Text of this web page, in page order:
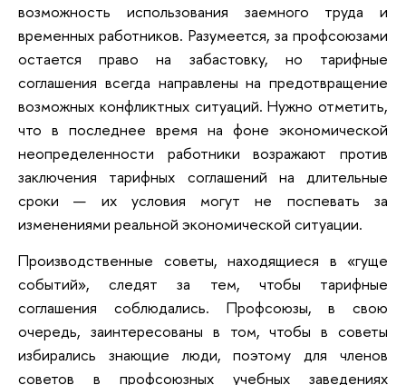
возможность использования заемного труда и
временных работников. Разумеется, за профсоюзами
остается право на забастовку, но тарифные
соглашения всегда направлены на предотвращение
возможных конфликтных ситуаций. Нужно отметить,
что в последнее время на фоне экономической
неопределенности работники возражают против
заключения тарифных соглашений на длительные
сроки — их условия могут не поспевать за
изменениями реальной экономической ситуации.
Производственные советы, находящиеся в «гуще
событий», следят за тем, чтобы тарифные
соглашения соблюдались. Профсоюзы, в свою
очередь, заинтересованы в том, чтобы в советы
избирались знающие люди, поэтому для членов
советов в профсоюзных учебных заведениях